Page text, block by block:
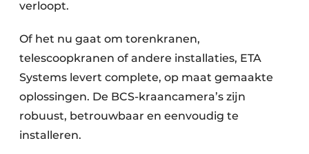
verloopt.
Of het nu gaat om torenkranen,
telescoopkranen of andere installaties, ETA
Systems levert complete, op maat gemaakte
oplossingen. De BCS-kraancamera’s zijn
robuust, betrouwbaar en eenvoudig te
installeren.